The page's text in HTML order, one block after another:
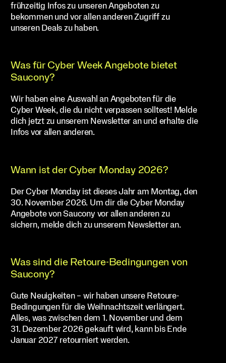
frühzeitig Infos zu unseren Angeboten zu
bekommen und vor allen anderen Zugriff zu
unseren Deals zu haben.
Was für Cyber Week Angebote bietet
Saucony?
Wir haben eine Auswahl an Angeboten für die
Cyber Week, die du nicht verpassen solltest! Melde
dich jetzt zu unserem Newsletter an und erhalte die
Infos vor allen anderen.
Wann ist der Cyber Monday 2026?
Der Cyber Monday ist dieses Jahr am Montag, den
30. November 2026. Um dir die Cyber Monday
Angebote von Saucony vor allen anderen zu
sichern, melde dich zu unserem Newsletter an.
Was sind die Retoure-Bedingungen von
Saucony?
Gute Neuigkeiten – wir haben unsere Retoure-
Bedingungen für die Weihnachtszeit verlängert.
Alles, was zwischen dem 1. November und dem
31. Dezember 2026 gekauft wird, kann bis Ende
Januar 2027 retourniert werden.